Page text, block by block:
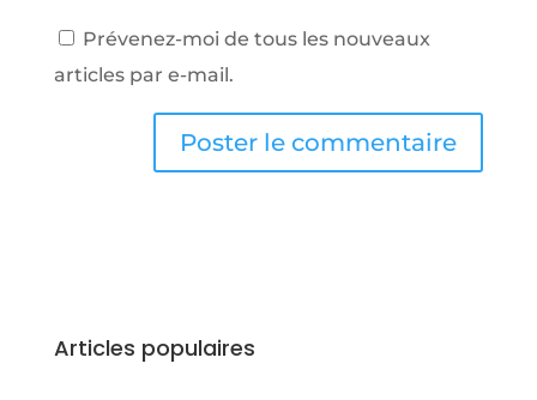
Prévenez-moi de tous les nouveaux
articles par e-mail.
Articles populaires